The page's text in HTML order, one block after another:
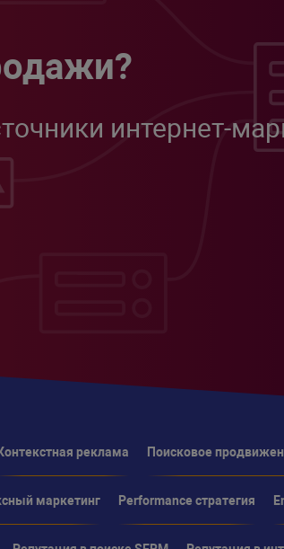
интернет-
Контекстная реклама Поисковое
маркетинг Performance стратегия